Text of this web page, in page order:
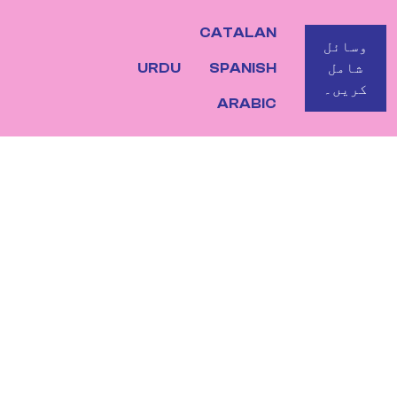
وسائل
شامل
کریں۔
CATALAN
SPANISH
URDU
ARABIC